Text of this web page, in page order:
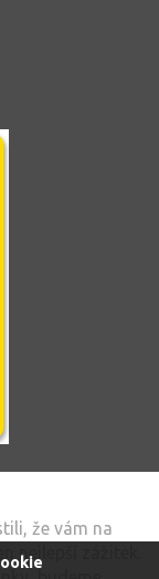
že vám na
nejlepší zážitek.